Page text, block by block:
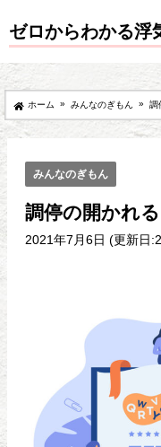
ゼロからわかる浮
ホーム » みんなのぎもん » 調
みんなのぎもん
調停の開かれ
2021年7月6日 (更新日